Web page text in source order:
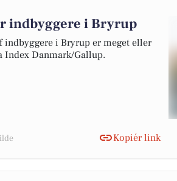
indbyggere i Bryrup
indbyggere i Bryrup er meget eller
Index Danmark/Gallup.
Kopiér link